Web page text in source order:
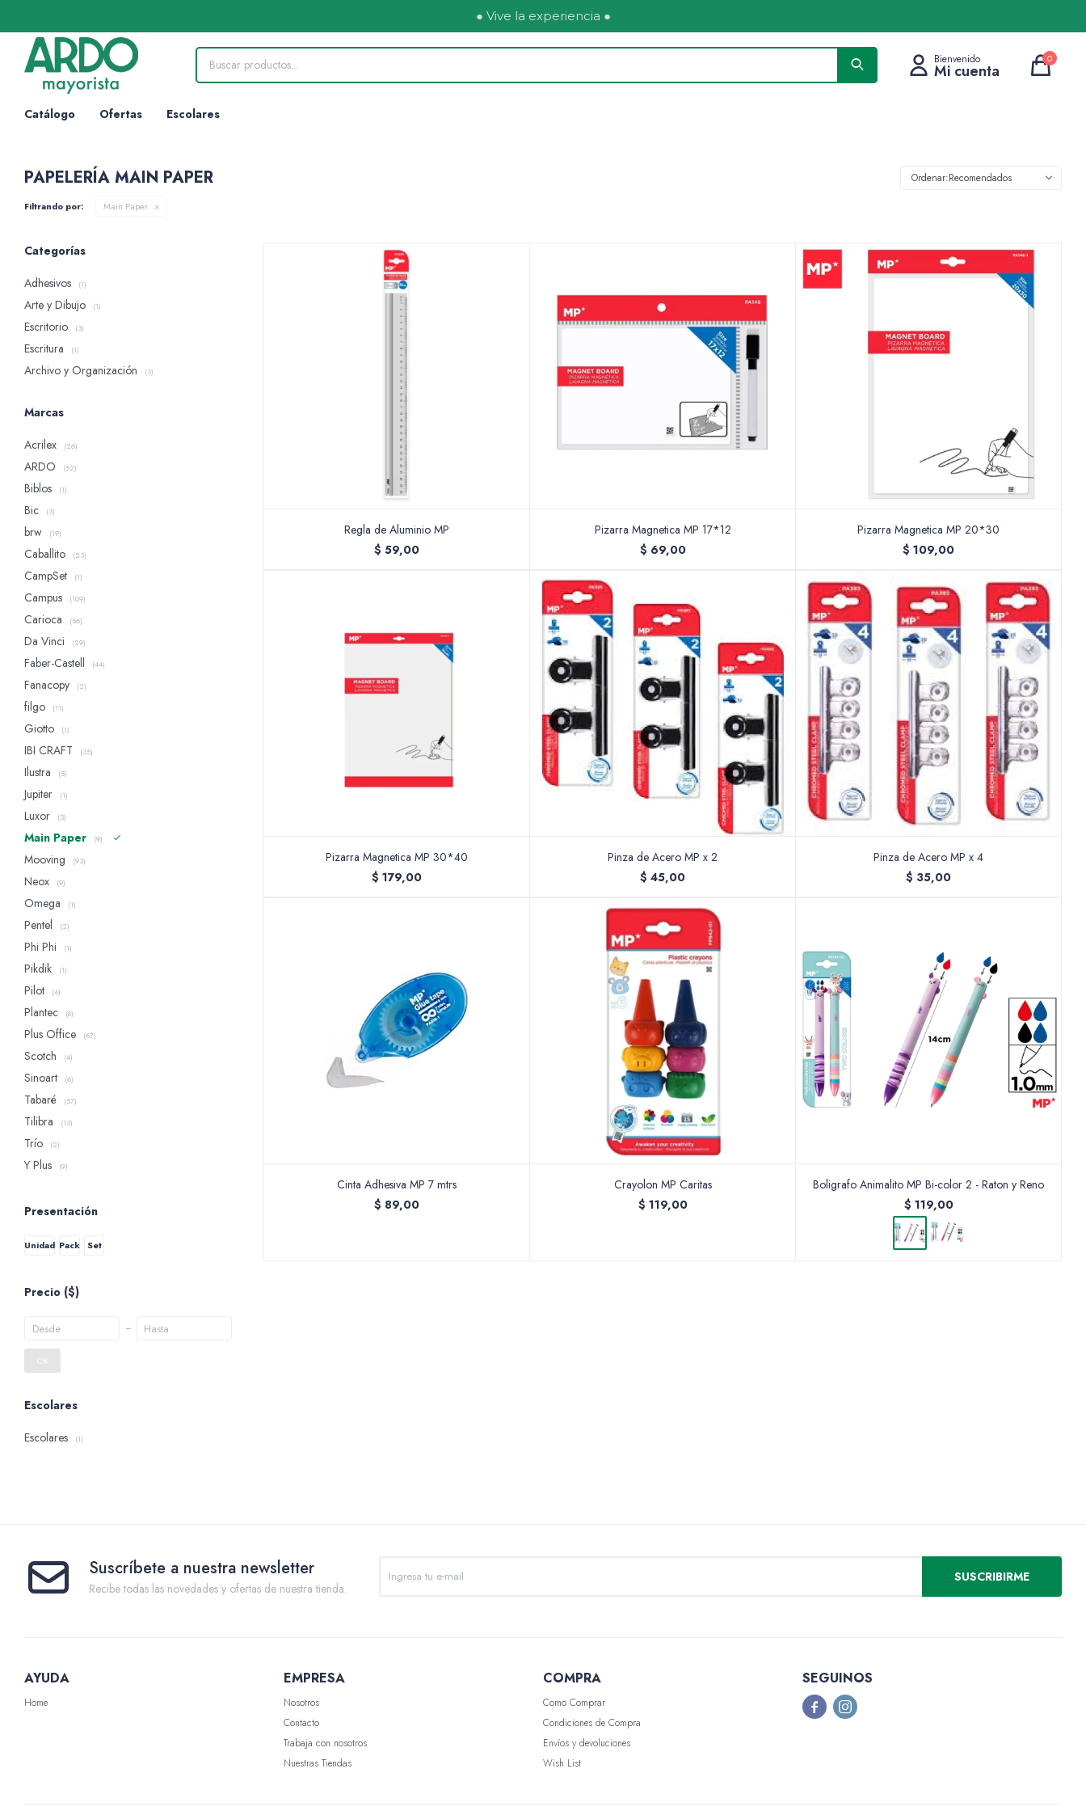
● Vive la experiencia ●
Catálogo Ofertas Escolares
0
PAPELERÍA MAIN PAPER Recomendados
Filtrando por: Main Paper
Regla de Aluminio MP
$ 59,00
Pizarra Magnetica MP 17*12
$ 69,00
Pizarra Magnetica MP 20*30
$ 109,00
Pizarra Magnetica MP 30*40
$ 179,00
Pinza de Acero MP x 2
$ 45,00
Pinza de Acero MP x 4
$ 35,00
Cinta Adhesiva MP 7 mtrs
$ 89,00
Crayolon MP Caritas
$ 119,00
Boligrafo Animalito MP Bi-color 2 - Raton y Reno
$ 119,00
Categorías
Adhesivos
(1)
Arte y Dibujo (1)
Escritorio (3)
Escritura (1)
Archivo y Organización (3)
Marcas
Acrilex
(26)
ARDO (52)
Biblos (1)
Bic (3)
brw (19)
Caballito (23)
CampSet (1)
Campus (109)
Carioca (56)
Da Vinci (29)
Faber-Castell (44)
Fanacopy (2)
filgo (11)
Giotto (1)
IBI CRAFT (35)
Ilustra (5)
Jupiter (1)
Luxor (3)
Main Paper (9)
Mooving (93)
Neox (9)
Omega (1)
Pentel (2)
Phi Phi (1)
Pikdik (1)
Pilot (4)
Plantec (8)
Plus Office (67)
Scotch (4)
Sinoart (6)
Tabaré (57)
Tilibra (13)
Trío (2)
Y Plus (9)
Presentación
Unidad Pack Set
Precio ($)
OK
Escolares
Escolares
(1)
Suscríbete a nuestra newsletter
Recibe todas las novedades y ofertas de nuestra tienda.
SUSCRIBIRME
AYUDA
Home
EMPRESA
Nosotros
Contacto
Trabaja con nosotros
Nuestras Tiendas
COMPRA
Como Comprar
Condiciones de Compra
Envíos y devoluciones
Wish List
SEGUINOS
 